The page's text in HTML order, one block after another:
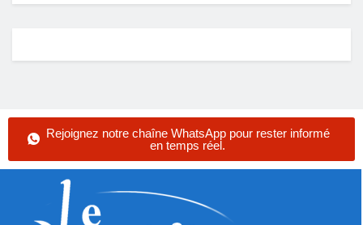
Rejoignez notre chaîne WhatsApp pour rester informé
en temps réel.